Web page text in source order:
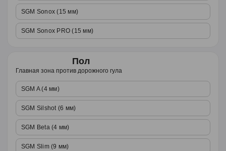
SGM Sonox (15 мм)
SGM Sonox PRO (15 мм)
Пол
Главная зона против дорожного гула
SGM A (4 мм)
SGM Silshot (6 мм)
SGM Beta (4 мм)
SGM Slim (9 мм)